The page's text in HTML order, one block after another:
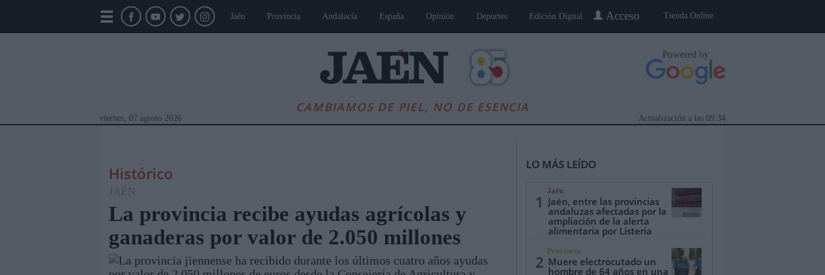
Tienda Online
Acceso
Jaén Provincia Andalucía España Opinión Deportes Edición Digital
CAMBIAMOS DE PIEL, NO DE ESENCIA
Powered by
viernes, 07 agosto 2026 09:34
Actualización a las
Módulos Portada Jaén Provincia Linares Andalucía Internacional Opinión Cultura Jaén, Pueblo a Pueblo Gente Especiales
Histórico
JAÉN
La provincia recibe ayudas agrícolas y
ganaderas por valor de 2.050 millones
La provincia jiennense ha recibido durante los últimos cuatro años ayudas
LO MÁS LEÍDO
1
Jaén
Jaén, entre las provincias
andaluzas afectadas por la
ampliación de la alerta
alimentaria por Listeria
2
Provincia
Muere electrocutado un
hombre de 64 años en una